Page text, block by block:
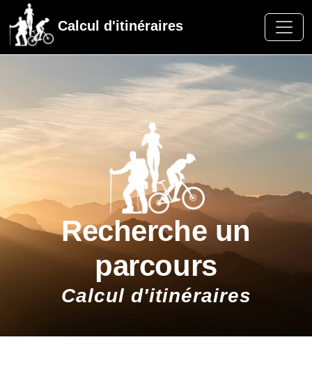
Calcul d'itinéraires
Recherche un
parcours
Calcul d'itinéraires